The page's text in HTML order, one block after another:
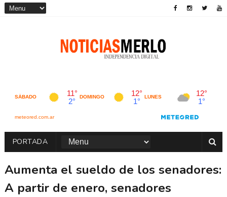
PORTADA
Aumenta el sueldo de los senadores:
A partir de enero, senadores